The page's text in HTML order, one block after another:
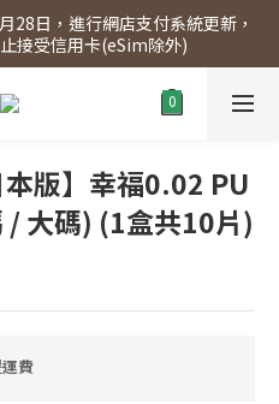
單95折!!!（優惠期至2026年12月
即免運費。
28日，進行網店支付系統更新，
接受信用卡(eSim除外)
95折!!!（優惠期至2026年12月
即免運費。
版】幸福0.02 PU
/ 大碼) (1盒共10片)
費